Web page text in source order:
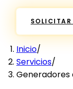
Inicio/
Servicios/